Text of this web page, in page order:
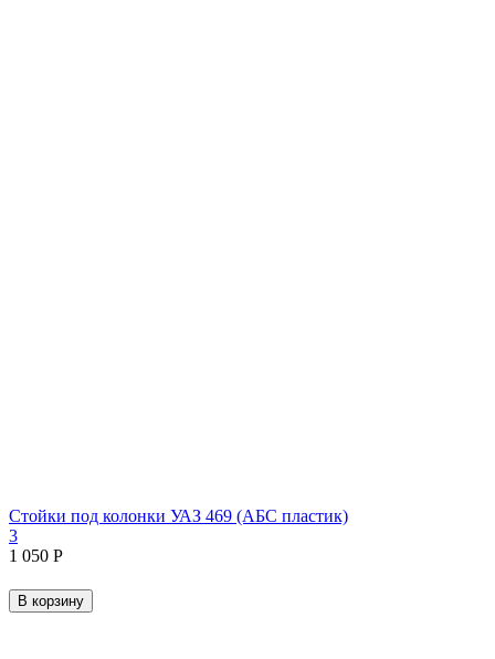
Стойки под колонки УАЗ 469 (АБС пластик)
3
1 050 Р
В корзину